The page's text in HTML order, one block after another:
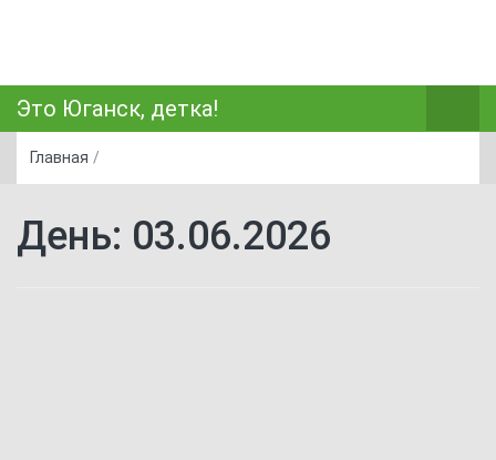
Это Юганск, детка!
Главная /
День: 03.06.2026